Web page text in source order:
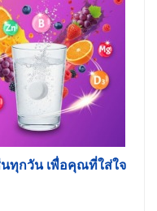
ทุกวัน เพื่อคุณที่ใส่ใจ